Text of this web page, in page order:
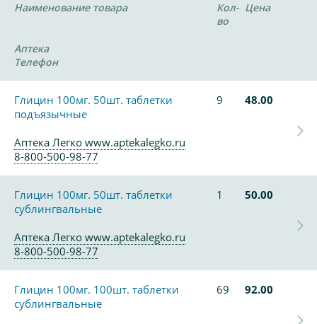
Наименование товара
Кол-
во
Цена
Аптека
Телефон
Глицин 100мг. 50шт. таблетки
подъязычные
9 48.00
Аптека Легко www.aptekalegko.ru
8-800-500-98-77
Глицин 100мг. 50шт. таблетки
сублингвальные
1 50.00
Аптека Легко www.aptekalegko.ru
8-800-500-98-77
Глицин 100мг. 100шт. таблетки
сублингвальные
69 92.00